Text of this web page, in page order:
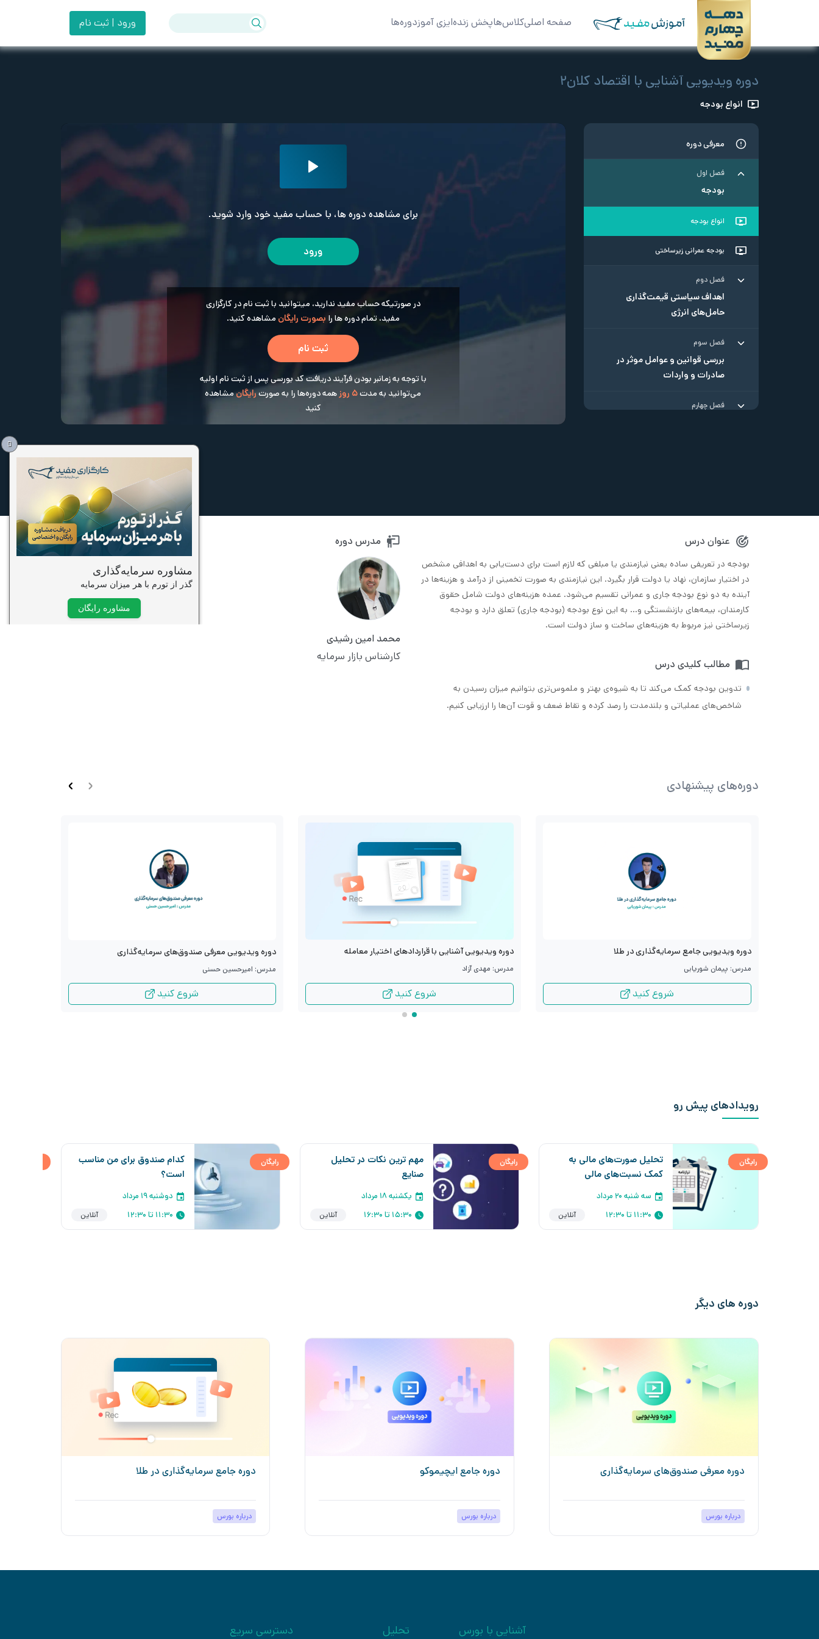
صفحه اصلیکلاس‌هاپخش زندهایزی آموزدوره‌ها ورود | ثبت نام
دوره ویدیویی آشنایی با اقتصاد کلان۲
انواع بودجه
معرفی دوره
فصل اول
بودجه
انواع بودجه
بودجه عمرانی زیرساختی
فصل دوم
اهداف سیاستی قیمت‌گذاری
حامل‌های انرژی
فصل سوم
بررسی قوانین و عوامل موثر در
صادرات و واردات
فصل چهارم
برای مشاهده دوره ها، با حساب مفید خود وارد شوید.
ورود
در صورتیکه حساب مفید ندارید، میتوانید با ثبت نام در کارگزاری
مفید، تمام دوره ها را بصورت رایگان مشاهده کنید.
ثبت نام
با توجه به زمانبر بودن فرآیند دریافت کد بورسی پس از ثبت نام اولیه
می‌توانید به مدت5 روز همه دوره‌ها را به صورت رایگانمشاهده
کنید
عنوان درس
بودجه در تعریفی ساده یعنی نیازمندی یا مبلغی که لازم است برای دست‌یابی به اهدافی مشخص
در اختیار سازمان، نهاد یا دولت قرار بگیرد. این نیازمندی به صورت تخمینی از درآمد و هزینه‌ها در
آینده به دو نوع بودجه جاری و عمرانی تقسیم می‌شود. عمده هزینه‌های دولت شامل حقوق
کارمندان، بیمه‌های بازنشستگی و… به این نوع بودجه (بودجه جاری) تعلق دارد و بودجه
زیرساختی نیز مربوط به هزینه‌های ساخت و ساز دولت است.
مطالب کلیدی درس
تدوین بودجه کمک می‌کند تا به شیوه‌ی بهتر و ملموس‌تری بتوانیم میزان رسیدن به
شاخص‌های عملیاتی و بلندمدت را رصد کرده و نقاط ضعف و قوت آن‌ها را ارزیابی کنیم.
مدرس دوره
محمد امین رشیدی
کارشناس بازار سرمایه
دوره‌های پیشنهادی
دوره ویدیویی جامع سرمایه‌گذاری در طلا
مدرس: پیمان شوریابی
شروع کنید
دوره ویدیویی آشنایی با قراردادهای اختیار معامله
مدرس: مهدی آزاد
شروع کنید
دوره ویدیویی معرفی صندوق‌های سرمایه‌گذاری
مدرس: امیرحسین حسنی
شروع کنید
رویدادهای پیش رو
تحلیل صورت‌های مالی به
کمک نسبت‌های مالی
سه شنبه ۲۰ مرداد
11:30 تا 12:30
آنلاین
رایگان
مهم ترین نکات در تحلیل
صنایع
یکشنبه ۱۸ مرداد
15:30 تا 16:30
آنلاین
رایگان
کدام صندوق برای من مناسب
است؟
دوشنبه ۱۹ مرداد
11:30 تا 12:30
آنلاین
رایگان
دوره های دیگر
دوره معرفی صندوق‌های سرمایه‌گذاری
درباره بورس
دوره جامع ایچیموکو
درباره بورس
دوره جامع سرمایه‌گذاری در طلا
درباره بورس
آشنایی با بورس تحلیل دسترسی سریع